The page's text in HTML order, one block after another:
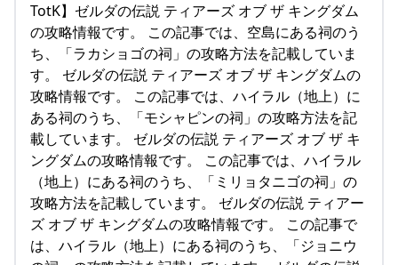
TotK】ゼルダの伝説 ティアーズ オブ ザ キングダム
の攻略情報です。 この記事では、空島にある祠のう
ち、「ラカショゴの祠」の攻略方法を記載していま
す。 ゼルダの伝説 ティアーズ オブ ザ キングダムの
攻略情報です。 この記事では、ハイラル（地上）に
ある祠のうち、「モシャピンの祠」の攻略方法を記
載しています。 ゼルダの伝説 ティアーズ オブ ザ キ
ングダムの攻略情報です。 この記事では、ハイラル
（地上）にある祠のうち、「ミリョタニゴの祠」の
攻略方法を記載しています。 ゼルダの伝説 ティアー
ズ オブ ザ キングダムの攻略情報です。 この記事で
は、ハイラル（地上）にある祠のうち、「ジョニウ